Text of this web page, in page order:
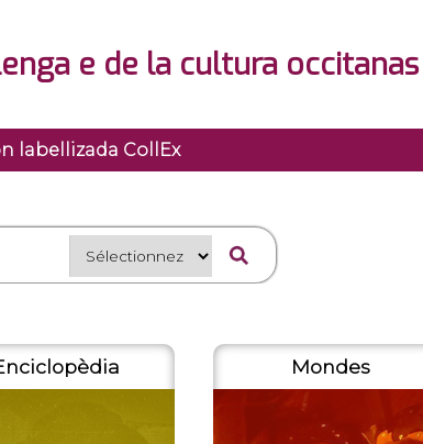
e de la cultura occitanas
labellizada CollEx
Mondes